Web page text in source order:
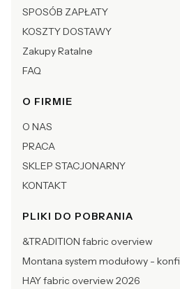
SPOSÓB ZAPŁATY
KOSZTY DOSTAWY
Zakupy Ratalne
FAQ
O FIRMIE
O NAS
PRACA
SKLEP STACJONARNY
KONTAKT
PLIKI DO POBRANIA
&TRADITION fabric overview
Montana system modułowy -
HAY fabric overview 2026